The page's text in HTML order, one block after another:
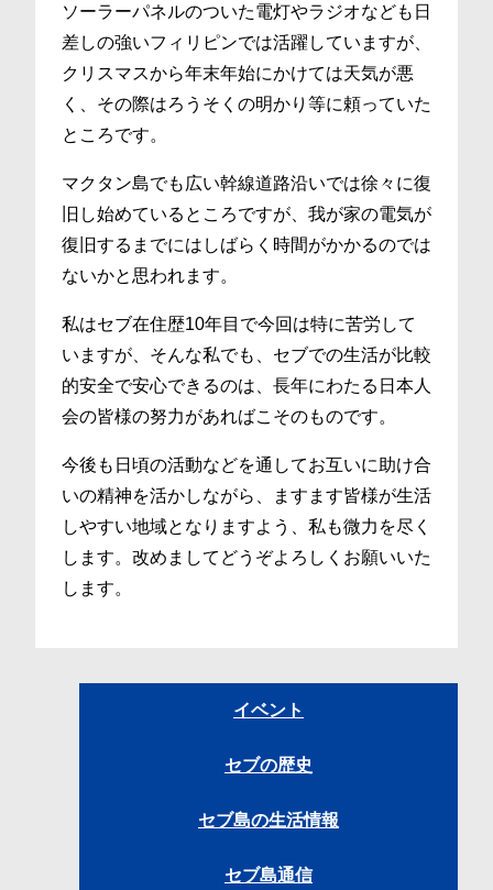
ソーラーパネルのついた電灯やラジオなども日
差しの強いフィリピンでは活躍していますが、
クリスマスから年末年始にかけては天気が悪
く、その際はろうそくの明かり等に頼っていた
ところです。
マクタン島でも広い幹線道路沿いでは徐々に復
旧し始めているところですが、我が家の電気が
復旧するまでにはしばらく時間がかかるのでは
ないかと思われます。
私はセブ在住歴10年目で今回は特に苦労して
いますが、そんな私でも、セブでの生活が比較
的安全で安心できるのは、長年にわたる日本人
会の皆様の努力があればこそのものです。
今後も日頃の活動などを通してお互いに助け合
いの精神を活かしながら、ますます皆様が生活
しやすい地域となりますよう、私も微力を尽く
します。改めましてどうぞよろしくお願いいた
します。
イベント
セブの歴史
セブ島の生活情報
セブ島通信